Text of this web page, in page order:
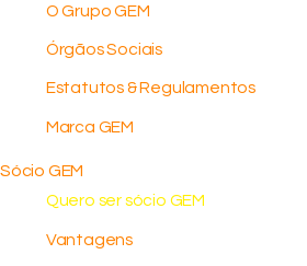
O Grupo GEM
Órgãos Sociais
Estatutos & Regulamentos
Marca GEM
Sócio GEM
Quero ser sócio GEM
Vantagens